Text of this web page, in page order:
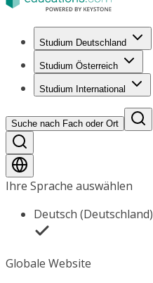
Studium Deutschland
Studium Österreich
Studium International
Suche nach Fach oder Ort
Ihre Sprache auswählen
Deutsch (Deutschland)
Globale Website